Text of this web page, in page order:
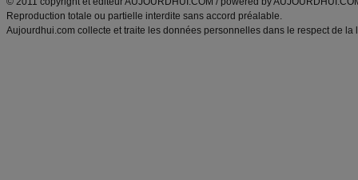
Reproduction totale ou partielle interdite sans accord préalable.
Aujourdhui.com collecte et traite les données personnelles dans le respect de